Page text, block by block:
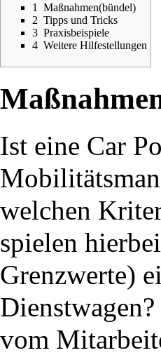
1
Maßnahmen(bündel)
2 Tipps und Tricks
3 Praxisbeispiele
4 Weitere Hilfestellungen
Ist eine Car
welchen
spielen
Grenzwerte)
vom